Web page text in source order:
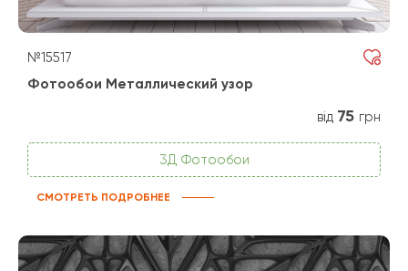
№15517
Фотообои Металлический узор
від 75 грн
3Д Фотообои
СМОТРЕТЬ ПОДРОБНЕЕ